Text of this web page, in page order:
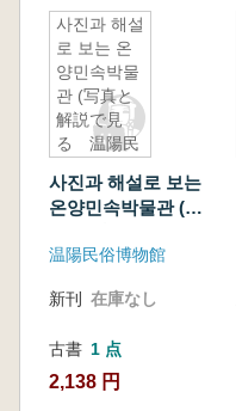
사진과 해설
로 보는 온
양민속박물
관 (写真と
解説で見
る 温陽民
館) 改訂
版
사진과 해설로 보는
온양민속박물관 (写
陽民俗博物館) 改訂
温陽民俗博物館
新刊 在庫なし
古書 1 点
2,138 円